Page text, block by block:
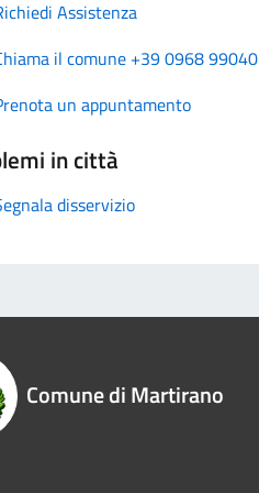
Assistenza
il comune +39 0968 99040
un appuntamento
in città
disservizio
Comune di Martirano